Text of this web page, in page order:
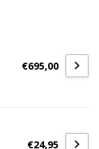
€695,00
€24,95